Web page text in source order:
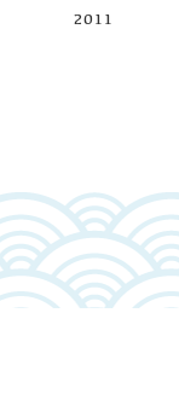
2011